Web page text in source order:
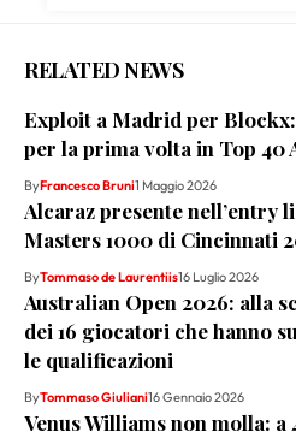
RELATED NEWS
Exploit a Madrid per
per la prima volta in Top 40
ByFrancesco Bruni1 Maggio 2026
Alcaraz presente nell’entry
Masters 1000 di Cincinnati
ByTommaso de Laurentiis16 Luglio 2026
Australian Open 2026: alla
dei 16 giocatori che hanno
le qualificazioni
ByTommaso Giuliani16 Gennaio 2026
Venus Williams non molla: a